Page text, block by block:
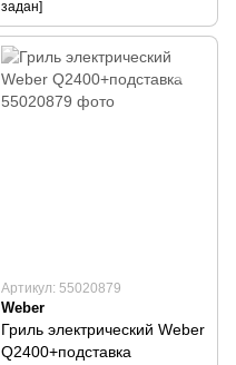
задан]
Артикул: 55020879
Weber
Гриль электрический Weber
Q2400+подставка